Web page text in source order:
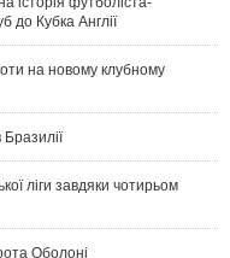
до Кубка Англії
на новому клубному
ліги завдяки чотирьом
Оболоні